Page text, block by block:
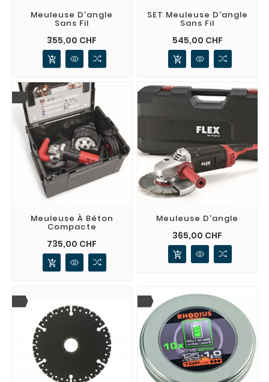
Meuleuse D'angle
Sans Fil
355,00 CHF
add_shopping_cart
SET Meuleuse D'angle
Sans Fil
545,00 CHFPrix
add_shopping_cart
Meuleuse À Béton
Compacte
735,00 CHF
add_shopping_cart
Meuleuse D'angle
365,00 CHF
add_shopping_cart